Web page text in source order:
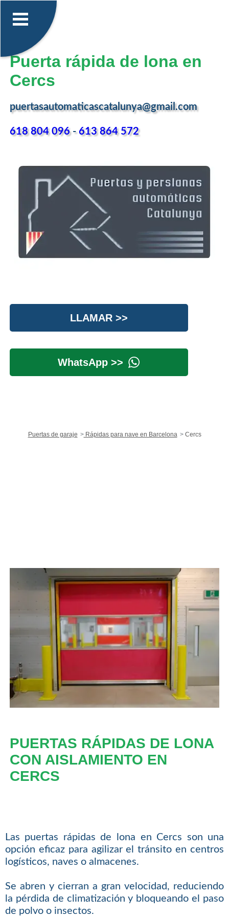
Puerta rápida de lona en
Cercs
puertasautomaticascatalunya@gmail.com
618 804 096-613 864 572
LLAMAR >>
WhatsApp >>
Puertas de garaje Rápidas para nave en Barcelona Cercs
PUERTAS RÁPIDAS DE LONA
CON AISLAMIENTO EN
CERCS
Las puertas rápidas de lona en Cercs son una
opción eficaz para agilizar el tránsito en centros
logísticos, naves o almacenes.
Se abren y cierran a gran velocidad, reduciendo
la pérdida de climatización y bloqueando el paso
de polvo o insectos.